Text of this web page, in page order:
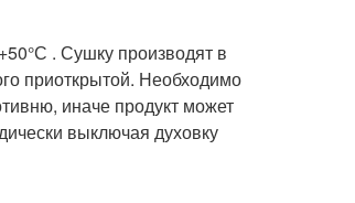
. Сушку производят в
приоткрытой. Необходимо
иначе продукт может
выключая духовку